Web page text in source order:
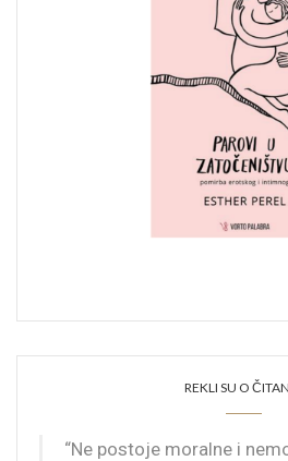
REKLI SU O
“Ne postoje moralne i